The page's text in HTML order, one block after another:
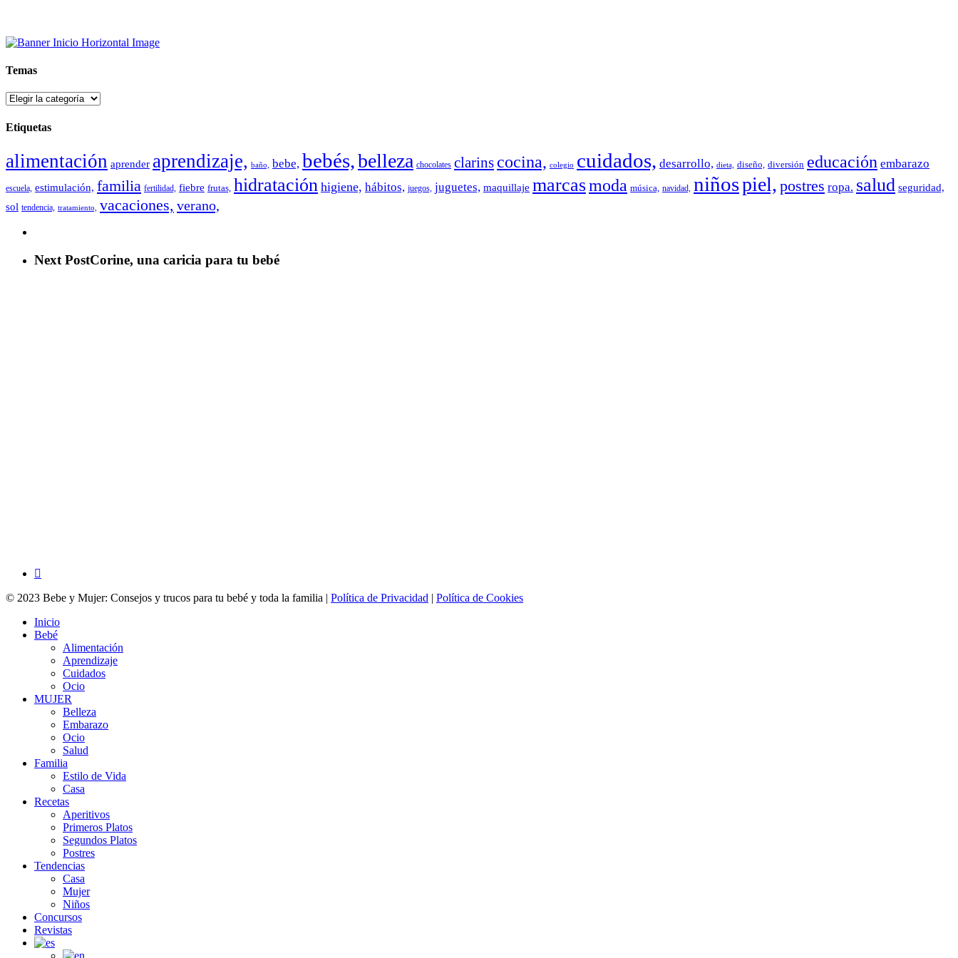
Temas
Temas
Etiquetas
alimentación aprender aprendizaje, baño, bebe, bebés,belleza chocolates clarins cocina, colegio cuidados, desarrollo, dieta, diseño, diversión educación embarazo
escuela, estimulación, familia fertilidad, fiebre frutas, hidratación higiene, hábitos, juegos, juguetes, maquillaje marcasmoda música, navidad, niñospiel, postres ropa. salud seguridad,
sol tendencia, tratamiento, vacaciones, verano,
Next PostCorine, una caricia para tu bebé
facebook
© 2023 Bebe y Mujer: Consejos y trucos para tu bebé y toda la familia | Política de Privacidad | Política de Cookies
Close
Menu
Inicio
Bebé
Alimentación
Aprendizaje
Cuidados
Ocio
MUJER
Belleza
Embarazo
Ocio
Salud
Familia
Estilo de Vida
Casa
Recetas
Aperitivos
Primeros Platos
Segundos Platos
Postres
Tendencias
Casa
Mujer
Niños
Concursos
Revistas